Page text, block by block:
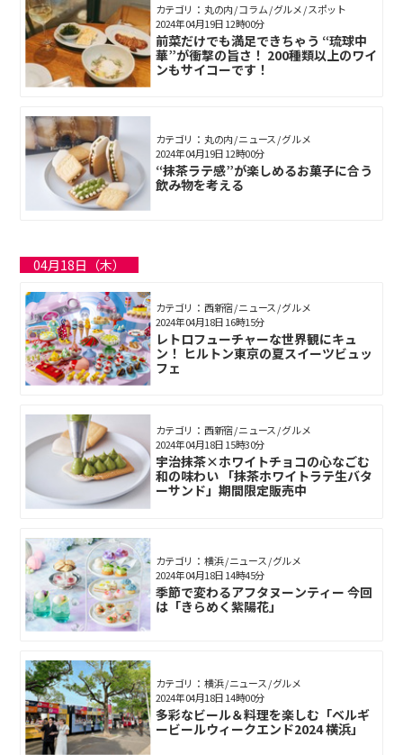
カテゴリ： 丸の内 / コラム / グルメ / スポット
前菜だけでも満足できちゃう “琉球中
華”が衝撃の旨さ！ 200種類以上のワイ
ンもサイコーです！
2024年04月19日 12時00分
カテゴリ： 丸の内 / ニュース / グルメ
“抹茶ラテ感”が楽しめるお菓子に合う
飲み物を考える
2024年04月19日 12時00分
04月18日（木）
カテゴリ： 西新宿 / ニュース / グルメ
レトロフューチャーな世界観にキュ
ン！ ヒルトン東京の夏スイーツビュッ
フェ
2024年04月18日 16時15分
カテゴリ： 西新宿 / ニュース / グルメ
宇治抹茶×ホワイトチョコの心なごむ
和の味わい 「抹茶ホワイトラテ生バタ
ーサンド」期間限定販売中
2024年04月18日 15時30分
カテゴリ： 横浜 / ニュース / グルメ
季節で変わるアフタヌーンティー 今回
は「きらめく紫陽花」
2024年04月18日 14時45分
カテゴリ： 横浜 / ニュース / グルメ
多彩なビール＆料理を楽しむ「ベルギ
ービールウィークエンド2024 横浜」
2024年04月18日 14時00分